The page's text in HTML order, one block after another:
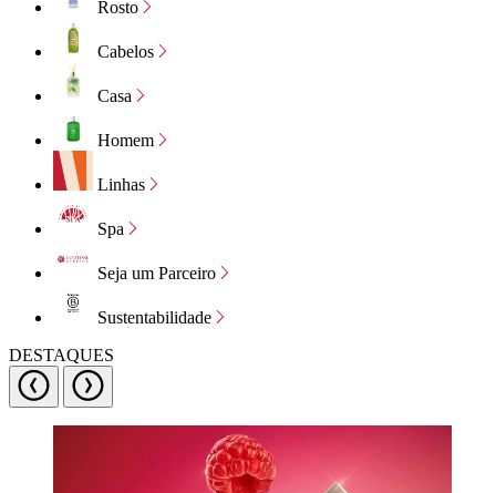
Rosto
Cabelos
Casa
Homem
Linhas
Spa
Seja um Parceiro
Sustentabilidade
DESTAQUES